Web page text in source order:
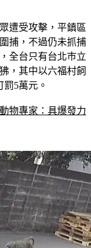
遭受攻擊，平鎮區
捕，不過仍未抓捕
全台只有台北巿立
，其中以六福村飼
5萬元。
物專家：具爆發力